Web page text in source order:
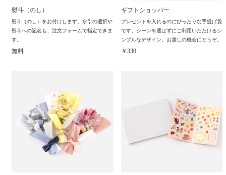
熨斗（のし）
熨斗（のし）をお付けします。水引の選択や
熨斗への記名も、注文フォームで指定できま
す。
無料
ギフトショッパー
プレゼントを入れるのにぴったりな手提げ袋
です。シーンを選ばずにご利用いただけるシ
ンプルなデザイン。お渡しの機会にどうぞ。
￥330